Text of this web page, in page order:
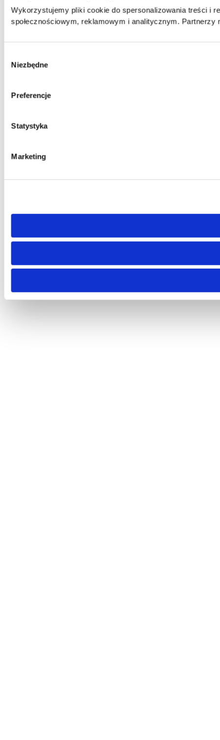
Wykorzystujemy pliki cookie do spersonalizowania treści i
społecznościowym, reklamowym i analitycznym.
zgody
Niezbędne
Preferencje
Statystyka
Marketing